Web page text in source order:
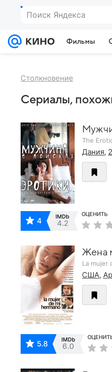
Поиск Яндекса
Фильмы
Столкновение
Сериалы,
The
Дания,
4 IMDb
4.2
ОЦЕНИТЬ
Жена
La mujer
США,
5.8 IMDb
6.0